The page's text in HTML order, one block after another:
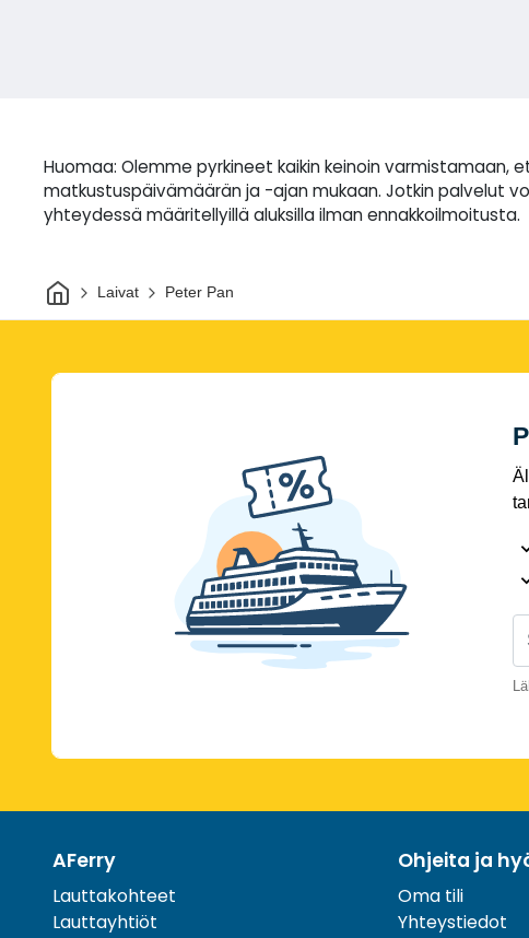
Huomaa: Olemme pyrkineet kaikin keinoin
matkustuspäivämäärän ja -ajan mukaan. Jotkin palvelut
yhteydessä määritellyillä aluksilla ilman ennakkoilmoitusta.
KotiinLaivat Peter Pan
AFerry
Lauttakohteet
Lauttayhtiöt
Ohjeita ja
Oma tili
Yhteystiedot